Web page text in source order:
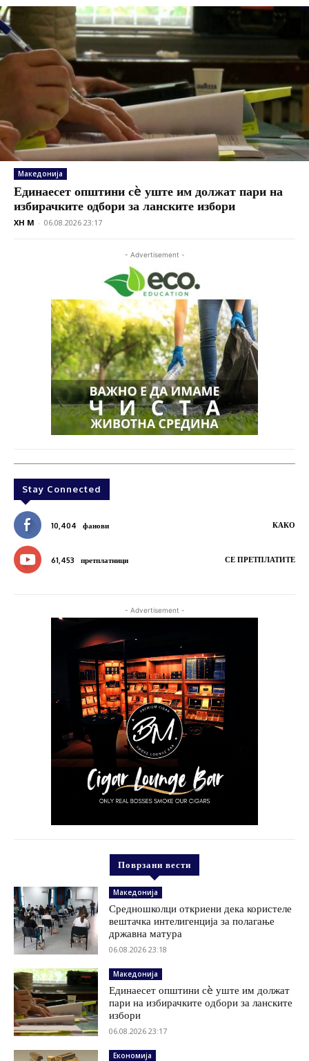
Македонија
Единаесет општини сè уште им должат пари на
избирачките одбори за ланските избори
XH M - 06.08.2026 23:17
- Advertisement -
Stay Connected
10,404 фанови КАКО
61,453 претплатници СЕ ПРЕТПЛАТИТЕ
- Advertisement -
Поврзани вести
Македонија
Средношколци откриени дека користеле
вештачка интелигенција за полагање
државна матура
06.08.2026 23:18
Македонија
Единаесет општини сè уште им должат
пари на избирачките одбори за ланските
избори
06.08.2026 23:17
Економија